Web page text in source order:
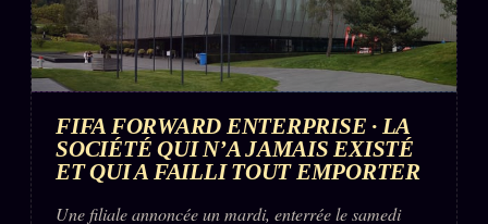
FIFA FORWARD ENTERPRISE · LA
SOCIÉTÉ QUI N’A JAMAIS EXISTÉ
ET QUI A FAILLI TOUT EMPORTER
Une filiale annoncée un mardi, enterrée le samedi